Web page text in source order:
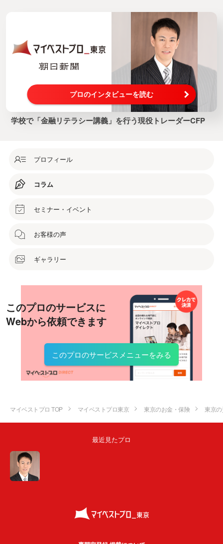
プロのインタビューを読む
学校で「金融リテラシー講義」を行う現役トレーダーCFP
プロフィール
コラム
セミナー・イベント
お客様の声
ギャラリー
このプロのサービスに
Webから依頼できます
このプロのサービスメニューをみる
マイベストプロ TOP マイベストプロ東京 東京のお金・保険 東京
最近見たプロ